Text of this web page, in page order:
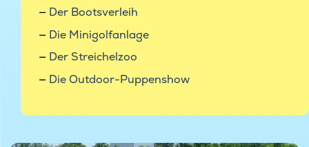
Der Bootsverleih
Die Minigolfanlage
Der Streichelzoo
Die Outdoor-Puppenshow